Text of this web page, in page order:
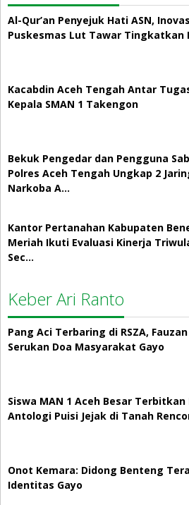
Al-Qur’an Penyejuk Hati ASN,
Puskesmas Lut Tawar Tingkatkan
Kacabdin Aceh Tengah Antar
Kepala SMAN 1 Takengon
Bekuk Pengedar dan Pengguna
Polres Aceh Tengah Ungkap 2
Narkoba A…
Kantor Pertanahan Kabupaten
Meriah Ikuti Evaluasi Kinerja
Sec…
Keber Ari Ranto
Pang Aci Terbaring di RSZA,
Serukan Doa Masyarakat Gayo
Siswa MAN 1 Aceh Besar Terbitkan
Antologi Puisi Jejak di Tanah
Onot Kemara: Didong Benteng
Identitas Gayo